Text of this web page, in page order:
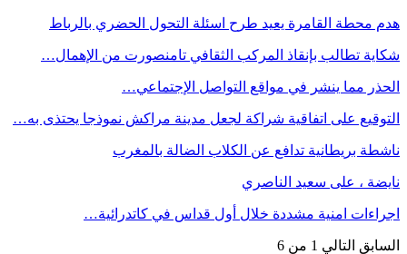
هدم محطة القامرة يعيد طرح اسئلة التحول الحضري بالرباط
شكاية تطالب بإنقاذ المركب الثقافي تامنصورت من الإهمال…
الحذر مما ينشر في مواقع التواصل الإجتماعي…
التوقيع على اتفاقية شراكة لجعل مدينة مراكش نموذجا يحتذى به…
ناشطة بريطانية تدافع عن الكلاب الضالة بالمغرب
نايضة ، على سعيد الناصري
اجراءات امنية مشددة خلال أول قداس في كاتدرائية…
السابق التالي 1 من 6